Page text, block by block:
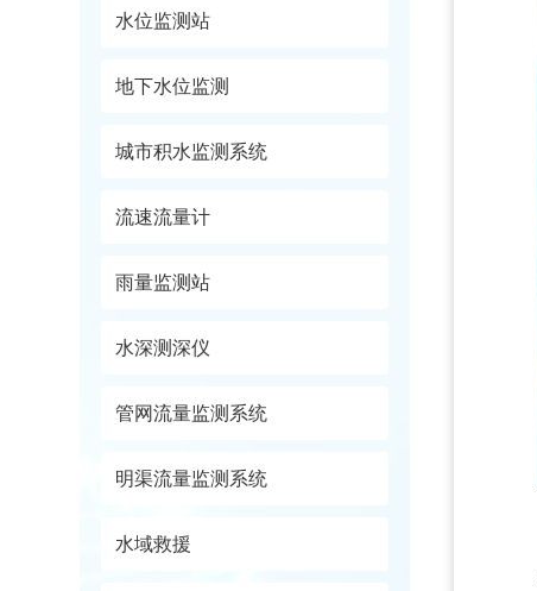
水位监测站
地下水位监测
城市积水监测系统
流速流量计
雨量监测站
水深测深仪
管网流量监测系统
明渠流量监测系统
水域救援